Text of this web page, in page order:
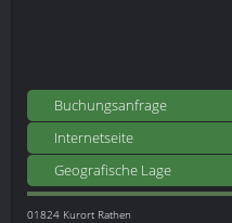
Buchungsanfrage
Internetseite
Geografische Lage
01824 Kurort Rathen